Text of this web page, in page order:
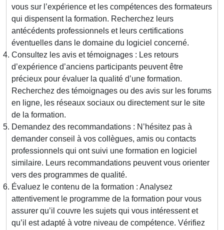
vous sur l’expérience et les compétences des formateurs
qui dispensent la formation. Recherchez leurs
antécédents professionnels et leurs certifications
éventuelles dans le domaine du logiciel concerné.
Consultez les avis et témoignages : Les retours
d’expérience d’anciens participants peuvent être
précieux pour évaluer la qualité d’une formation.
Recherchez des témoignages ou des avis sur les forums
en ligne, les réseaux sociaux ou directement sur le site
de la formation.
Demandez des recommandations : N’hésitez pas à
demander conseil à vos collègues, amis ou contacts
professionnels qui ont suivi une formation en logiciel
similaire. Leurs recommandations peuvent vous orienter
vers des programmes de qualité.
Évaluez le contenu de la formation : Analysez
attentivement le programme de la formation pour vous
assurer qu’il couvre les sujets qui vous intéressent et
qu’il est adapté à votre niveau de compétence. Vérifiez